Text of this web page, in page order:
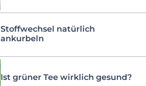
Stoffwechsel natürlich
ankurbeln
Ist grüner Tee wirklich gesund?